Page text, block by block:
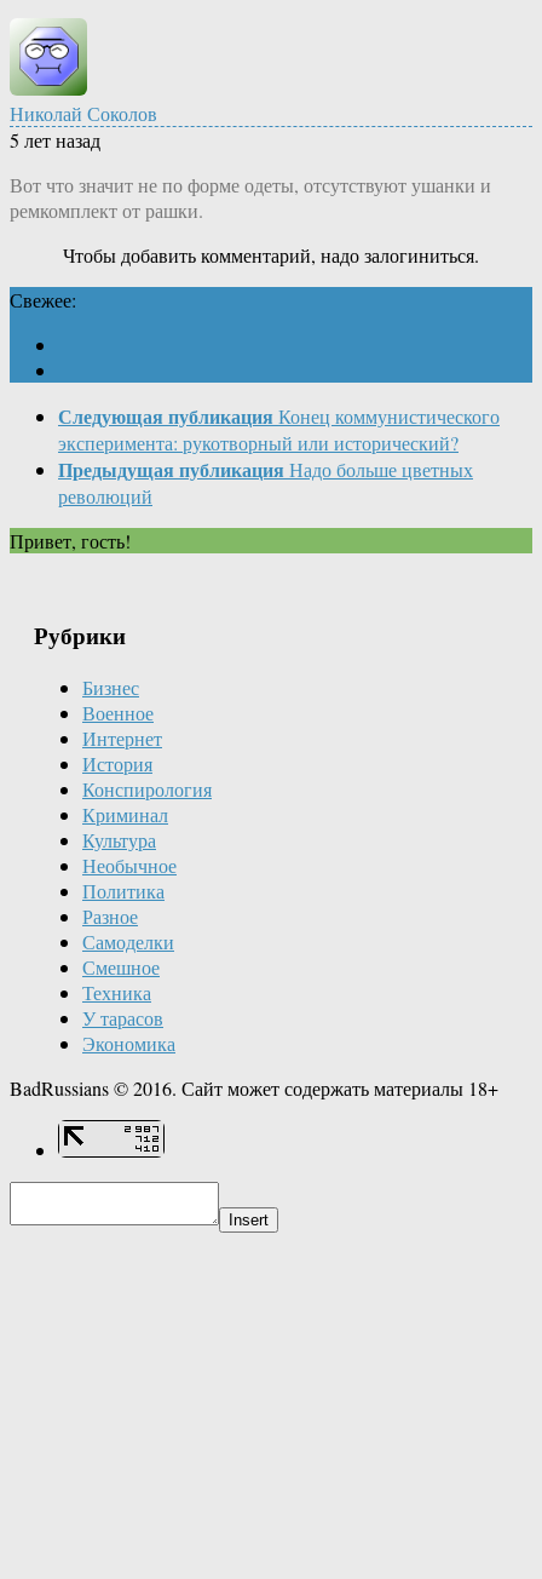
Николай Соколов
5 лет назад
Вот что значит не по форме одеты, отсутствуют ушанки и
ремкомплект от рашки.
Чтобы добавить комментарий, надо залогиниться.
Свежее:
Следующая публикация Конец коммунистического
эксперимента: рукотворный или исторический?
Предыдущая публикация Надо больше цветных
революций
Привет, гость!
Рубрики
Бизнес
Военное
Интернет
История
Конспирология
Криминал
Культура
Необычное
Политика
Разное
Самоделки
Смешное
Техника
У тарасов
Экономика
BadRussians © 2016. Сайт может содержать материалы 18+
Insert